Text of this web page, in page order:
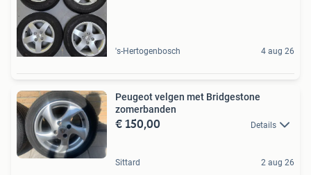
's-Hertogenbosch 4 aug 26
Peugeot velgen met Bridgestone
zomerbanden
€ 150,00 Details
Sittard 2 aug 26